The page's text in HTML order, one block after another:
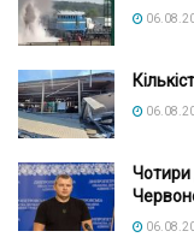
Чотири